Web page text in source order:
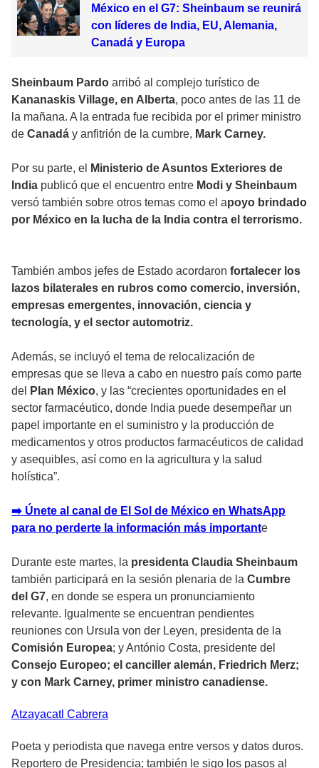
México en el G7: Sheinbaum se reunirá
con líderes de India, EU, Alemania,
Canadá y Europa
Sheinbaum Pardo arribó al complejo turístico de
Kananaskis Village, en Alberta, poco antes de las 11 de
la mañana. A la entrada fue recibida por el primer ministro
de Canadá y anfitrión de la cumbre, Mark Carney.
Por su parte, el
Ministerio de Asuntos Exteriores de
India publicó que el encuentro entre Modi y Sheinbaum
versó también sobre otros temas como el apoyo brindado
por México en la lucha de la India contra el terrorismo.
También ambos jefes de Estado acordaron fortalecer los
lazos bilaterales en rubros como comercio, inversión,
empresas emergentes, innovación, ciencia y
tecnología, y el sector automotriz.
Además, se incluyó el tema de relocalización de
empresas que se lleva a cabo en nuestro país como parte
del
Plan México, y las “crecientes oportunidades en el
sector farmacéutico, donde India puede desempeñar un
papel importante en el suministro y la producción de
medicamentos y otros productos farmacéuticos de calidad
y asequibles, así como en la agricultura y la salud
holística”.
➡️ Únete al canal de El Sol de México en WhatsApp
para no perderte la información más importante
Durante este martes, la presidenta Claudia Sheinbaum
también participará en la sesión plenaria de la Cumbre
del G7, en donde se espera un pronunciamiento
relevante. Igualmente se encuentran pendientes
reuniones con Ursula von der Leyen, presidenta de la
Comisión Europea; y António Costa, presidente del
Consejo Europeo; el canciller alemán, Friedrich Merz;
y con Mark Carney, primer ministro canadiense.
Atzayacatl Cabrera
Poeta y periodista que navega entre versos y datos duros.
Reportero de Presidencia; también le sigo los pasos al